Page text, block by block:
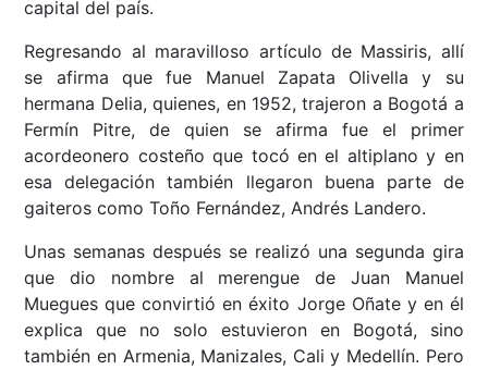
capital del país.
Regresando al maravilloso artículo de Massiris, allí
se afirma que fue Manuel Zapata Olivella y su
hermana Delia, quienes, en 1952, trajeron a Bogotá a
Fermín Pitre, de quien se afirma fue el primer
acordeonero costeño que tocó en el altiplano y en
esa delegación también llegaron buena parte de
gaiteros como Toño Fernández, Andrés Landero.
Unas semanas después se realizó una segunda gira
que dio nombre al merengue de Juan Manuel
Muegues que convirtió en éxito Jorge Oñate y en él
explica que no solo estuvieron en Bogotá, sino
también en Armenia, Manizales, Cali y Medellín. Pero